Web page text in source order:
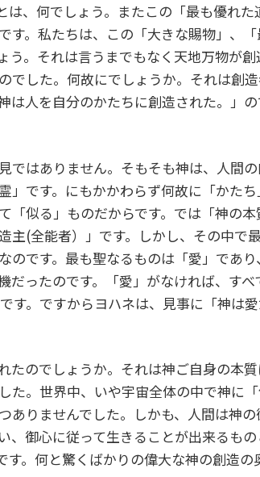
、何でしょう。またこの「最も優れた
す。私たちは、この「大きな賜物」、
う。それは言うまでもなく天地万物が
でした。何故にでしょうか。それは創
人を自分のかたちに創造された。」の
ではありません。そもそも神は、人間
」です。にもかかわらず何故に「かた
「似る」ものだからです。では「神の本
主(全能者）」です。しかし、その中で
です。最も聖なるものは「愛」であり、
だったのです。「愛」がなければ、すべ
す。ですからヨハネは、見事に「神は
たのでしょうか。それは神ご自身の本
。世界中、いや宇宙全体の中で神に「
ありませんでした。しかも、人間は神の
、御心に従って生きることが出来るもの
。何と驚くばかりの偉大な神の創造の